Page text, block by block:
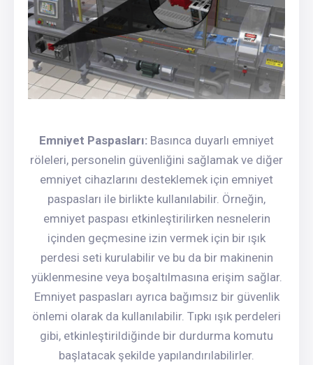
Emniyet Paspasları: Basınca duyarlı emniyet
röleleri, personelin güvenliğini sağlamak ve diğer
emniyet cihazlarını desteklemek için emniyet
paspasları ile birlikte kullanılabilir. Örneğin,
emniyet paspası etkinleştirilirken nesnelerin
içinden geçmesine izin vermek için bir ışık
perdesi seti kurulabilir ve bu da bir makinenin
yüklenmesine veya boşaltılmasına erişim sağlar.
Emniyet paspasları ayrıca bağımsız bir güvenlik
önlemi olarak da kullanılabilir. Tıpkı ışık perdeleri
gibi, etkinleştirildiğinde bir durdurma komutu
başlatacak şekilde yapılandırılabilirler.